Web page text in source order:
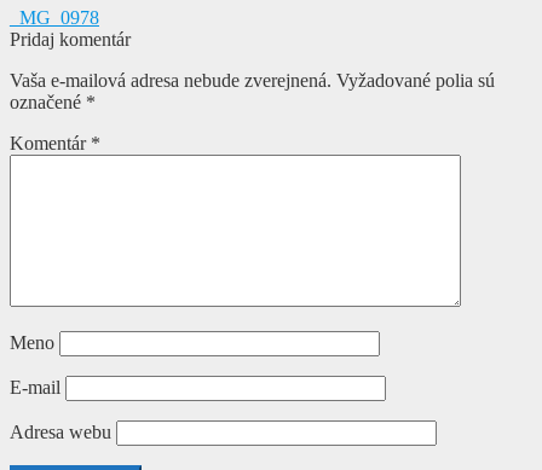
Navigácia
v
článku
Predchádzajúci
článok:
_MG_0978
Pridaj komentár
Vaša e-mailová adresa nebude zverejnená. Vyžadované polia sú
označené *
Komentár *
Meno
E-mail
Adresa webu